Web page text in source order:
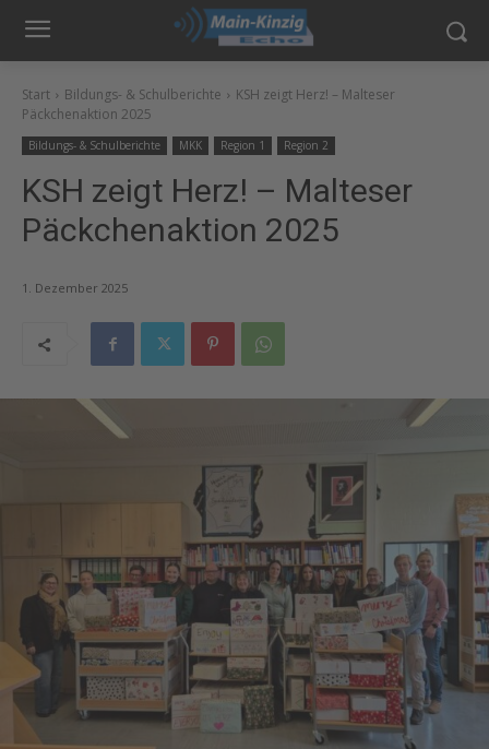
Start Bildungs- & Schulberichte
KSH zeigt Herz! – Malteser
Päckchenaktion 2025
Bildungs- & Schulberichte MKK Region 1 Region 2
KSH zeigt Herz! – Malteser
Päckchenaktion 2025
1. Dezember 2025